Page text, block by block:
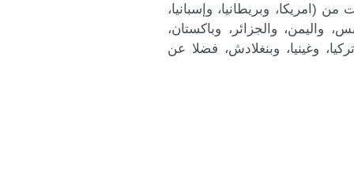
وبريطانيا، وإسبانيا،
واليمن، والجزائر، وباكستان،
وغينيا، وبنغلادش، فضلا عن